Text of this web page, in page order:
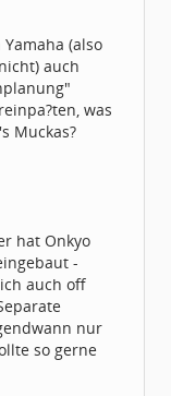
(also
auch
was
Muckas?
hat Onkyo
-
auch off
nur
so gerne